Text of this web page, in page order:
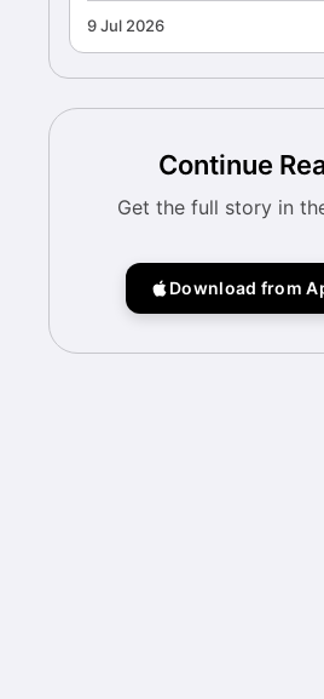
9 Jul 2026
Continue
Get the full story in
Download from